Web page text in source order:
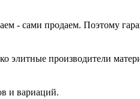
- сами продаем. Поэтому
элитные производители
и вариаций.